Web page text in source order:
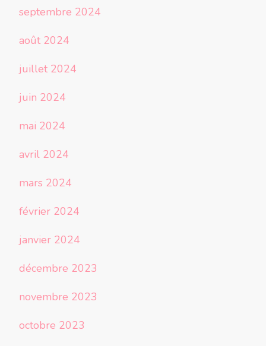
septembre 2024
août 2024
juillet 2024
juin 2024
mai 2024
avril 2024
mars 2024
février 2024
janvier 2024
décembre 2023
novembre 2023
octobre 2023